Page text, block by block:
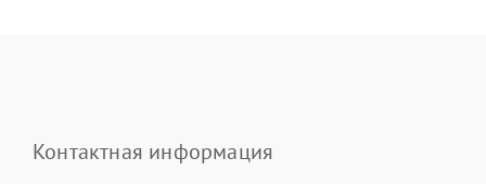
Контактная информация